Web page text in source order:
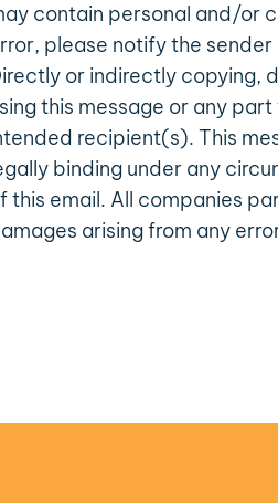
contain personal and/or
please notify the
or indirectly copying,
this message or any
recipient(s). This
binding under any
this email. All companies
arising from any